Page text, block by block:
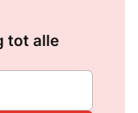
tot alle